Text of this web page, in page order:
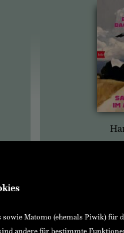
Matomo (ehemals Piwik)